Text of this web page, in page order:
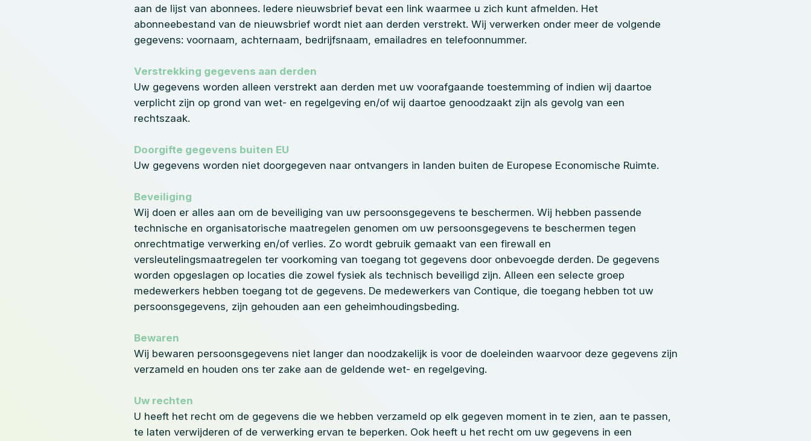
aan de lijst van abonnees. Iedere nieuwsbrief bevat een link waarmee u zich kunt afmelden. Het
abonneebestand van de nieuwsbrief wordt niet aan derden verstrekt. Wij verwerken onder meer de volgende
gegevens: voornaam, achternaam, bedrijfsnaam, emailadres en telefoonnummer.
Verstrekking gegevens aan derden
Uw gegevens worden alleen verstrekt aan derden met uw voorafgaande toestemming of indien wij daartoe
verplicht zijn op grond van wet- en regelgeving en/of wij daartoe genoodzaakt zijn als gevolg van een
rechtszaak.
Doorgifte gegevens buiten EU
Uw gegevens worden niet doorgegeven naar ontvangers in landen buiten de Europese Economische Ruimte.
Beveiliging
Wij doen er alles aan om de beveiliging van uw persoonsgegevens te beschermen. Wij hebben passende
technische en organisatorische maatregelen genomen om uw persoonsgegevens te beschermen tegen
onrechtmatige verwerking en/of verlies. Zo wordt gebruik gemaakt van een firewall en
versleutelingsmaatregelen ter voorkoming van toegang tot gegevens door onbevoegde derden. De gegevens
worden opgeslagen op locaties die zowel fysiek als technisch beveiligd zijn. Alleen een selecte groep
medewerkers hebben toegang tot de gegevens. De medewerkers van Contique, die toegang hebben tot uw
persoonsgegevens, zijn gehouden aan een geheimhoudingsbeding.
Bewaren
Wij bewaren persoonsgegevens niet langer dan noodzakelijk is voor de doeleinden waarvoor deze gegevens zijn
verzameld en houden ons ter zake aan de geldende wet- en regelgeving.
Uw rechten
U heeft het recht om de gegevens die we hebben verzameld op elk gegeven moment in te zien, aan te passen,
te laten verwijderen of de verwerking ervan te beperken. Ook heeft u het recht om uw gegevens in een